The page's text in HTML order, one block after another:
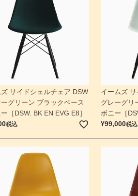
サイドシェルチェア DSW
グリーン ブラックベース
［DSW. BK EN EVG E8］
税込
イームズ
グレーグリ
ボニー［
¥99,000税込